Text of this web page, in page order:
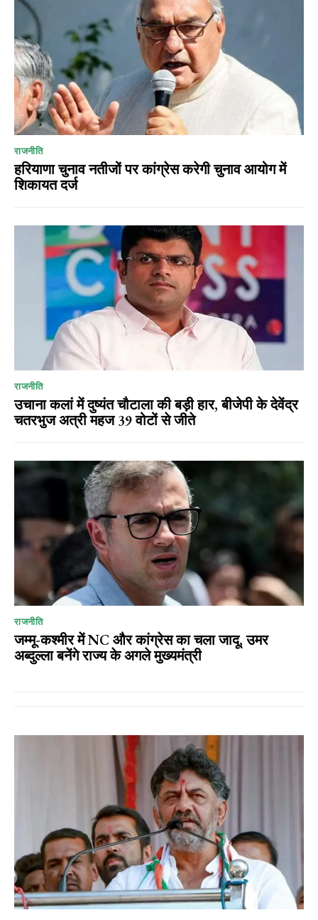
राजनीति
हरियाणा चुनाव नतीजों पर कांग्रेस करेगी चुनाव आयोग में
शिकायत दर्ज
राजनीति
उचाना कलां में दुष्यंत चौटाला की बड़ी हार, बीजेपी के देवेंद्र
चतरभुज अत्री महज 39 वोटों से जीते
राजनीति
जम्मू-कश्मीर में NC और कांग्रेस का चला जादू, उमर
अब्दुल्ला बनेंगे राज्य के अगले मुख्यमंत्री